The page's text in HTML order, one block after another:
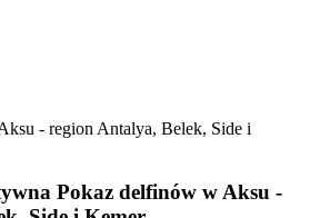
- region Antalya, Belek, Side i
Pokaz delfinów w Aksu -